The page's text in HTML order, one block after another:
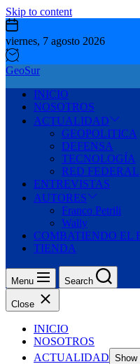
Skip to content
viernes, 7 agosto 2026
GeoSur
INICIO
NOSOTROS
ACTUALIDAD
GEOPOLITICA
DEFENSA
TECNOLOGÍA
RED FEDERAL
ENTREVISTAS
AUTORES
Franco Petrili
Wally
COMBATIENDO EL
TIENDA
Menu Search
Close
INICIO
NOSOTROS
ACTUALIDAD Show